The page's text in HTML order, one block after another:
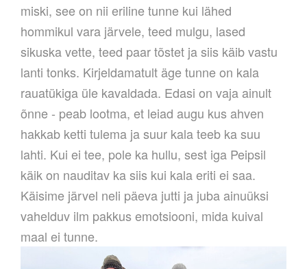
miski, see on nii eriline tunne kui lähed
hommikul vara järvele, teed mulgu, lased
sikuska vette, teed paar tõstet ja siis käib vastu
lanti tonks. Kirjeldamatult äge tunne on kala
rauatükiga üle kavaldada. Edasi on vaja ainult
õnne - peab lootma, et leiad augu kus ahven
hakkab ketti tulema ja suur kala teeb ka suu
lahti. Kui ei tee, pole ka hullu, sest iga Peipsil
käik on nauditav ka siis kui kala eriti ei saa.
Käisime järvel neli päeva jutti ja juba ainuüksi
vahelduv ilm pakkus emotsiooni, mida kuival
maal ei tunne.